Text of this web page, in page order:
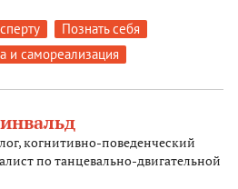
Познать себя
и самореализация
когнитивно-поведенческий
по танцевально-двигательной